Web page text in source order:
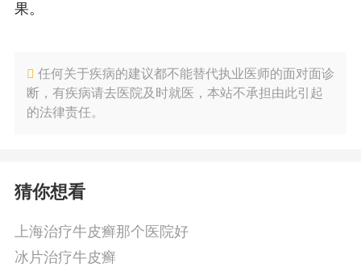
果。
任何关于疾病的建议都不能替代执业医师的面对面诊
断，有疾病请去医院及时就医，本站不承担由此引起
的法律责任。
猜你想看
上海治疗牛皮癣那个医院好
冰片治疗牛皮癣